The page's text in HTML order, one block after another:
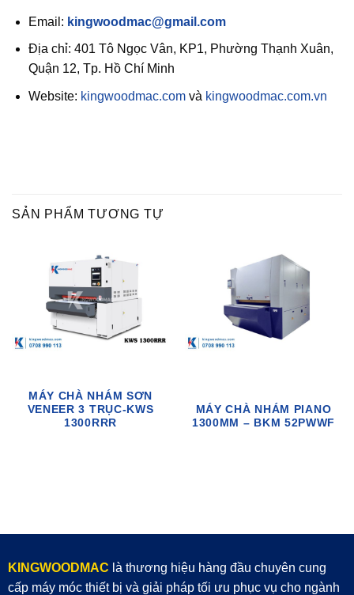
Email: kingwoodmac@gmail.com
Địa chỉ: 401 Tô Ngọc Vân, KP1, Phường Thạnh Xuân,
Quận 12, Tp. Hồ Chí Minh
Website: kingwoodmac.comvà kingwoodmac.com.vn
SẢN PHẨM TƯƠNG TỰ
MÁY CHÀ NHÁM SƠN
VENEER 3 TRỤC-KWS
1300RRR
MÁY CHÀ NHÁM PIANO
1300MM – BKM 52PWWF
KINGWOODMAC là thương hiệu hàng đầu chuyên cung
cấp máy móc thiết bị và giải pháp tối ưu phục vụ cho ngành